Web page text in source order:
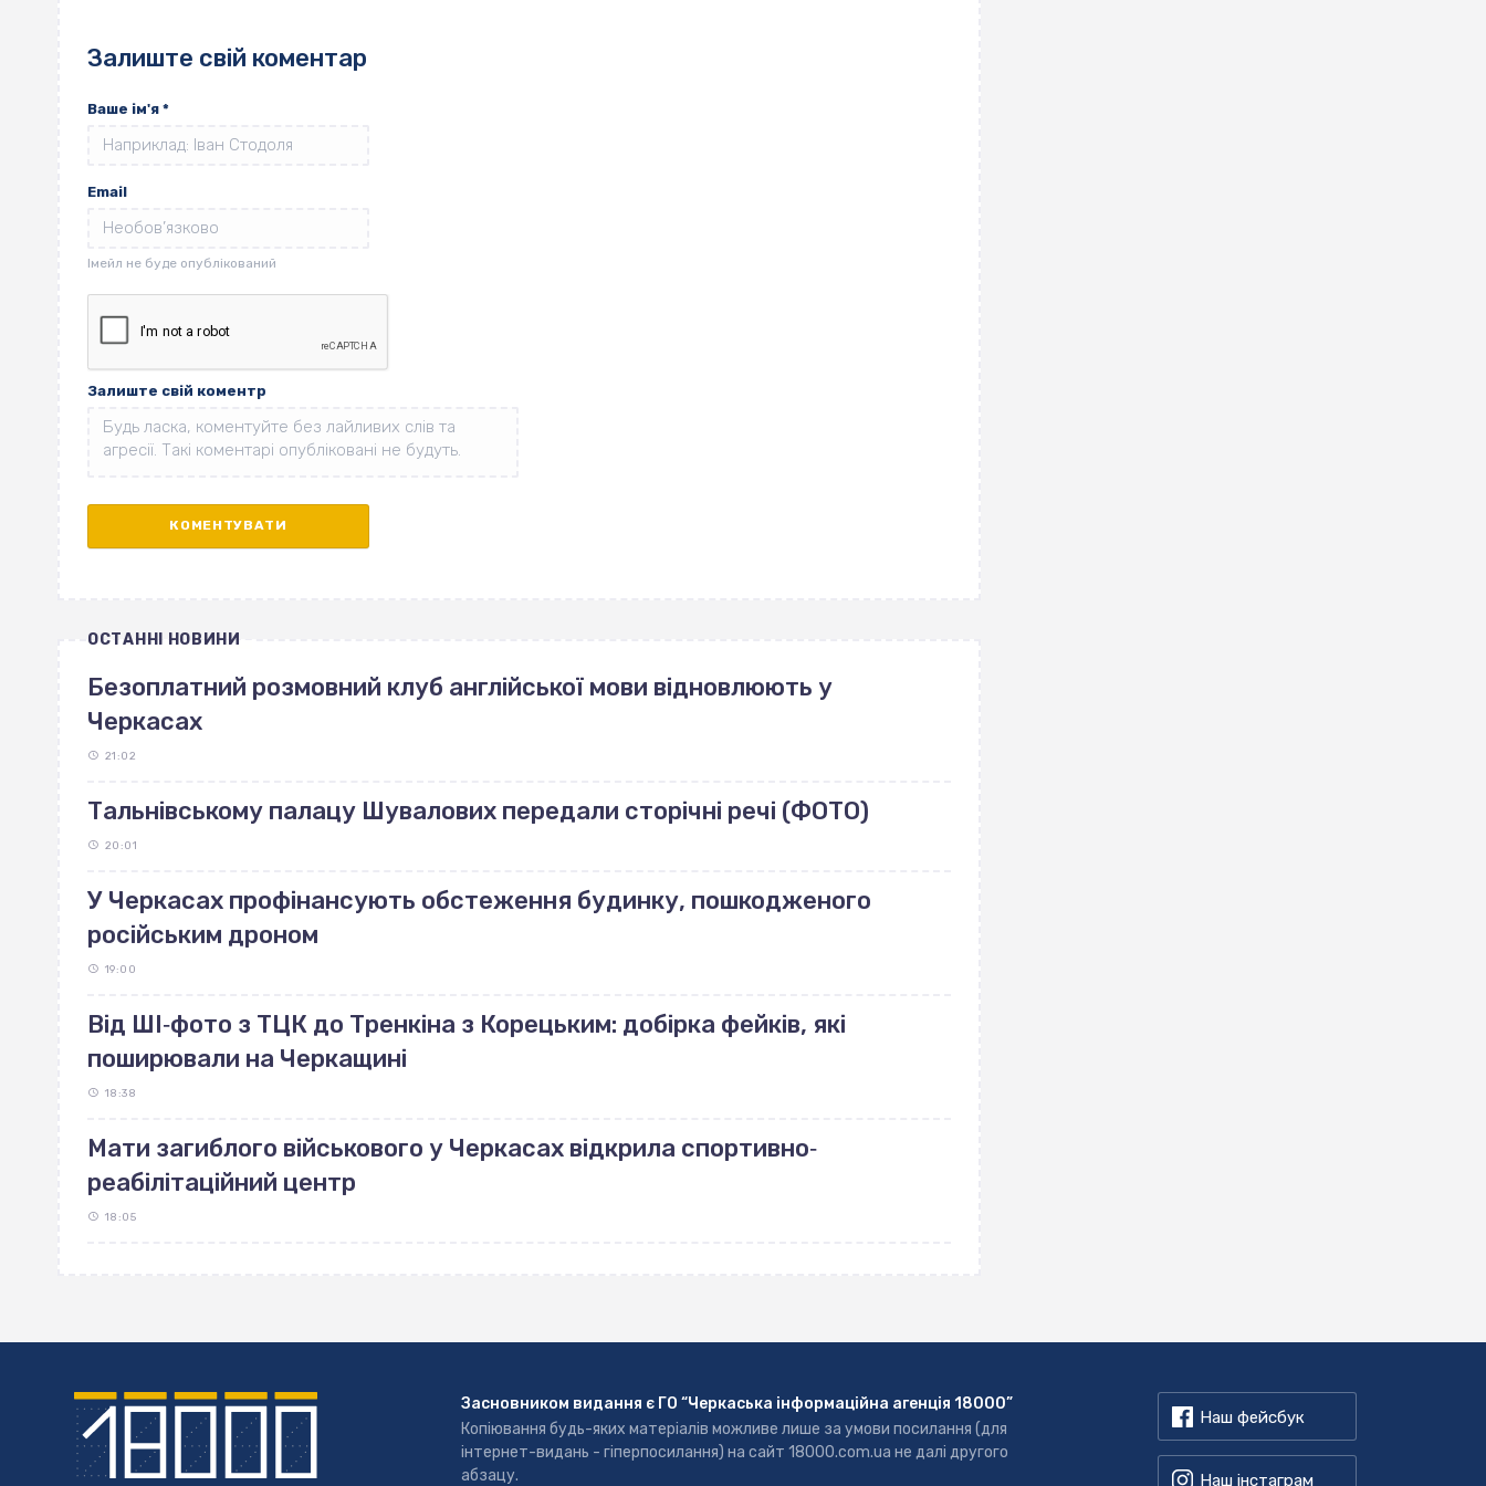
Залиште свій коментар
Ваше ім'я *
Email
Залиште свій коментр
ОСТАННІ НОВИНИ
Безоплатний розмовний клуб англійської мови відновлюють у
Черкасах
21:02
Тальнівському палацу Шувалових передали сторічні речі (ФОТО)
20:01
У Черкасах профінансують обстеження будинку, пошкодженого
російським дроном
19:00
Від ШІ‐фото з ТЦК до Тренкіна з Корецьким: добірка фейків, які
поширювали на Черкащині
18:38
Мати загиблого військового у Черкасах відкрила спортивно‐
реабілітаційний центр
18:05
Засновником видання є ГО “Черкаська інформаційна агенція 18000”
Копіювання будь-яких матеріалів можливе лише за умови посилання (для
інтернет-видань - гіперпосилання) на сайт 18000.com.ua не далі другого
абзацу.
Наш фейсбук
Наш інстаграм